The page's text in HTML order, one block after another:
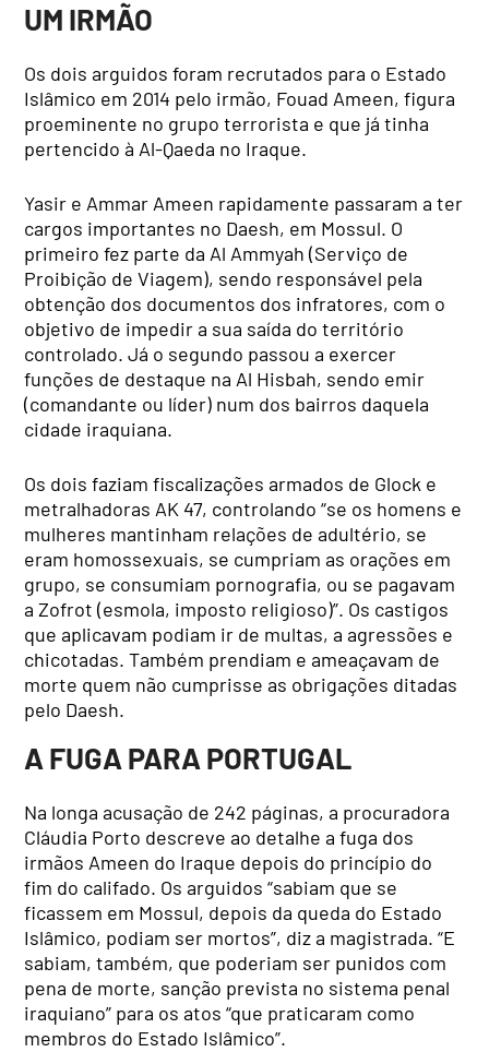
UM IRMÃO
Os dois arguidos foram recrutados para o Estado
Islâmico em 2014 pelo irmão, Fouad Ameen, figura
proeminente no grupo terrorista e que já tinha
pertencido à Al-Qaeda no Iraque.
Yasir e Ammar Ameen rapidamente passaram a ter
cargos importantes no Daesh, em Mossul. O
primeiro fez parte da Al Ammyah (Serviço de
Proibição de Viagem), sendo responsável pela
obtenção dos documentos dos infratores, com o
objetivo de impedir a sua saída do território
controlado. Já o segundo passou a exercer
funções de destaque na Al Hisbah, sendo emir
(comandante ou líder) num dos bairros daquela
cidade iraquiana.
Os dois faziam fiscalizações armados de Glock e
metralhadoras AK 47, controlando “se os homens e
mulheres mantinham relações de adultério, se
eram homossexuais, se cumpriam as orações em
grupo, se consumiam pornografia, ou se pagavam
a Zofrot (esmola, imposto religioso)”. Os castigos
que aplicavam podiam ir de multas, a agressões e
chicotadas. Também prendiam e ameaçavam de
morte quem não cumprisse as obrigações ditadas
pelo Daesh.
A FUGA PARA PORTUGAL
Na longa acusação de 242 páginas, a procuradora
Cláudia Porto descreve ao detalhe a fuga dos
irmãos Ameen do Iraque depois do princípio do
fim do califado. Os arguidos “sabiam que se
ficassem em Mossul, depois da queda do Estado
Islâmico, podiam ser mortos”, diz a magistrada. “E
sabiam, também, que poderiam ser punidos com
pena de morte, sanção prevista no sistema penal
iraquiano” para os atos “que praticaram como
membros do Estado Islâmico”.